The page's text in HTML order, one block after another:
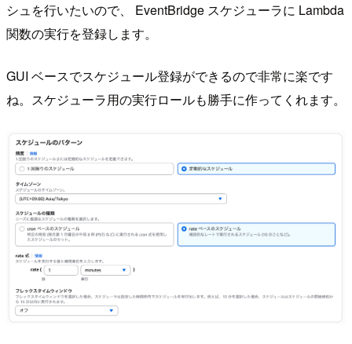
シュを行いたいので、 EventBridge スケジューラに Lambda
関数の実行を登録します。
GUI ベースでスケジュール登録ができるので非常に楽です
ね。スケジューラ用の実行ロールも勝手に作ってくれます。